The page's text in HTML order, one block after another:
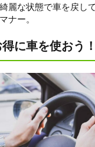
麗な状態で車を戻し
ナー。
に車を使おう！